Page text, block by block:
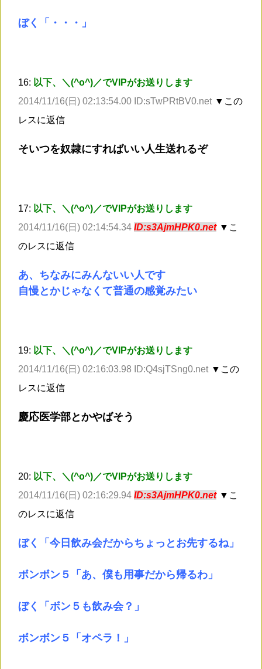
ぼく「・・・」
16: 以下、＼(^o^)／でVIPがお送りします
2014/11/16(日) 02:13:54.00 ID:sTwPRtBV0.net ▼この
レスに返信
そいつを奴隷にすればいい人生送れるぞ
17: 以下、＼(^o^)／でVIPがお送りします
2014/11/16(日) 02:14:54.34 ID:s3AjmHPK0.net ▼こ
のレスに返信
あ、ちなみにみんないい人です
自慢とかじゃなくて普通の感覚みたい
19: 以下、＼(^o^)／でVIPがお送りします
2014/11/16(日) 02:16:03.98 ID:Q4sjTSng0.net ▼この
レスに返信
慶応医学部とかやばそう
20: 以下、＼(^o^)／でVIPがお送りします
2014/11/16(日) 02:16:29.94 ID:s3AjmHPK0.net ▼こ
のレスに返信
ぼく「今日飲み会だからちょっとお先するね」
ボンボン５「あ、僕も用事だから帰るわ」
ぼく「ボン５も飲み会？」
ボンボン５「オペラ！」